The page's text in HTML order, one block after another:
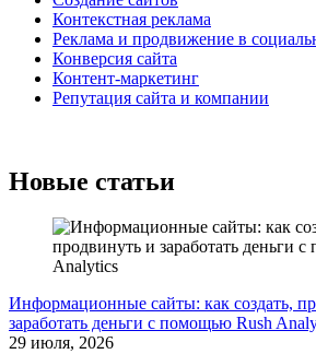
Контекстная реклама
Реклама и продвижение в
Конверсия сайта
Контент-маркетинг
Репутация сайта и компании
Новые статьи
Информационные сайты: как создать,
заработать деньги с помощью Rush
29 июля, 2026